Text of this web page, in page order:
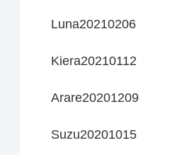
Luna20210206
Kiera20210112
Arare20201209
Suzu20201015